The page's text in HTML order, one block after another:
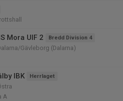
Mora UIF 2 Bredd Division 4
Gävleborg (Dalarna)
IBK Herrlaget
A